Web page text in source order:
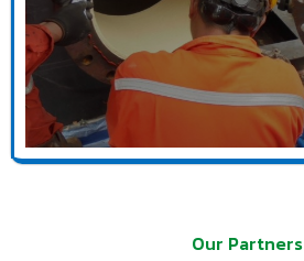
Our Partners